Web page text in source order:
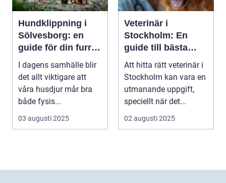
Hundklippning i
Sölvesborg: en
guide för din furry
vän
I dagens samhälle blir
det allt viktigare att
våra husdjur mår bra
både fysis...
03 augusti 2025
Veterinär i
Stockholm: En
guide till bästa
vård för ditt djur
Att hitta rätt veterinär i
Stockholm kan vara en
utmanande uppgift,
speciellt när det...
02 augusti 2025